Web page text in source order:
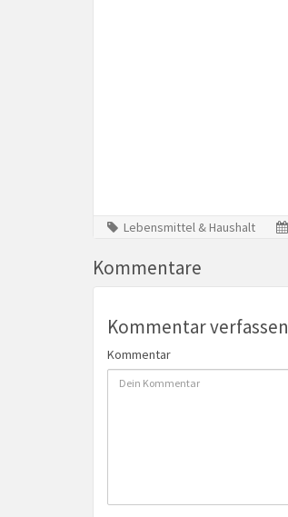
Lebensmittel & Haushalt
Kommentare
Kommentar verfassen
Kommentar